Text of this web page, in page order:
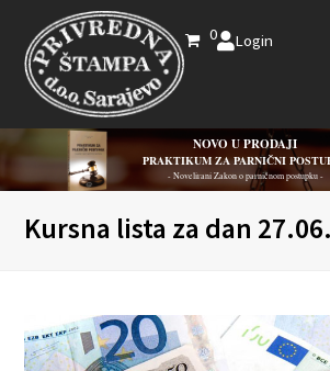
0 Login
NOVO U PRODAJI
PRAKTIKUM ZA PARNIČNI
- Novelirani Zakon o parničnom postupku -
Kursna lista za dan